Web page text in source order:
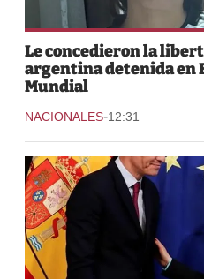
Le concedieron la
argentina detenida en
Mundial
NACIONALES-12:31